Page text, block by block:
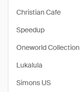
Christian Cafe
Speedup
Oneworld Collection
Lukalula
Simons US